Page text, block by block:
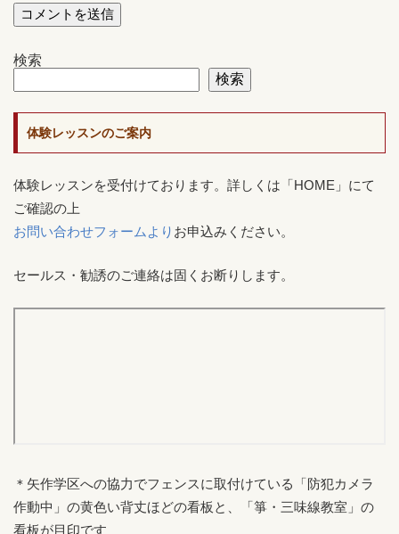
検索
検索
体験レッスンのご案内
体験レッスンを受付けております。詳しくは「HOME」にて
ご確認の上
お問い合わせフォームより お申込みください。
セールス・勧誘のご連絡は固くお断りします。
＊矢作学区への協力でフェンスに取付けている「防犯カメラ
作動中」の黄色い背丈ほどの看板と、「箏・三味線教室」の
看板が目印です